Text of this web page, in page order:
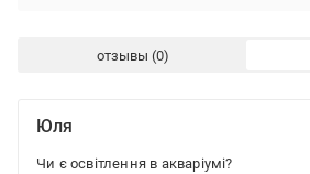
отзывы
Юля
Чи є освітлення в акваріумі?